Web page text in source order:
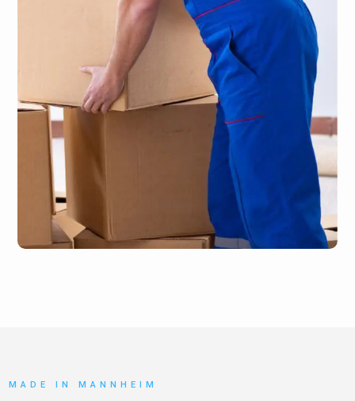
MADE IN MANNHEIM